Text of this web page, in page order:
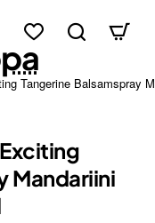
Tangerine Balsamspray
Mandariini